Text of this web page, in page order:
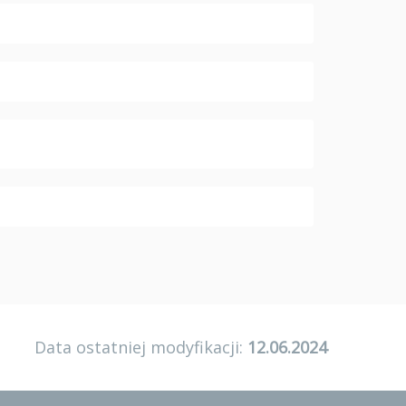
Data ostatniej modyfikacji: 12.06.2024